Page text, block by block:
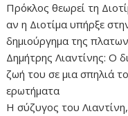
Πρόκλος θεωρεί τη
αν η Διοτίμα υπήρξε
δημιούργημα της
Δημήτρης Λιαντίνης: Ο
ζωή του σε μια σπηλιά
ερωτήματα
Η σύζυγος του